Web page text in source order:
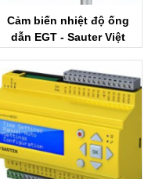
Cảm biến nhiệt độ ống
dẫn EGT - Sauter Việt